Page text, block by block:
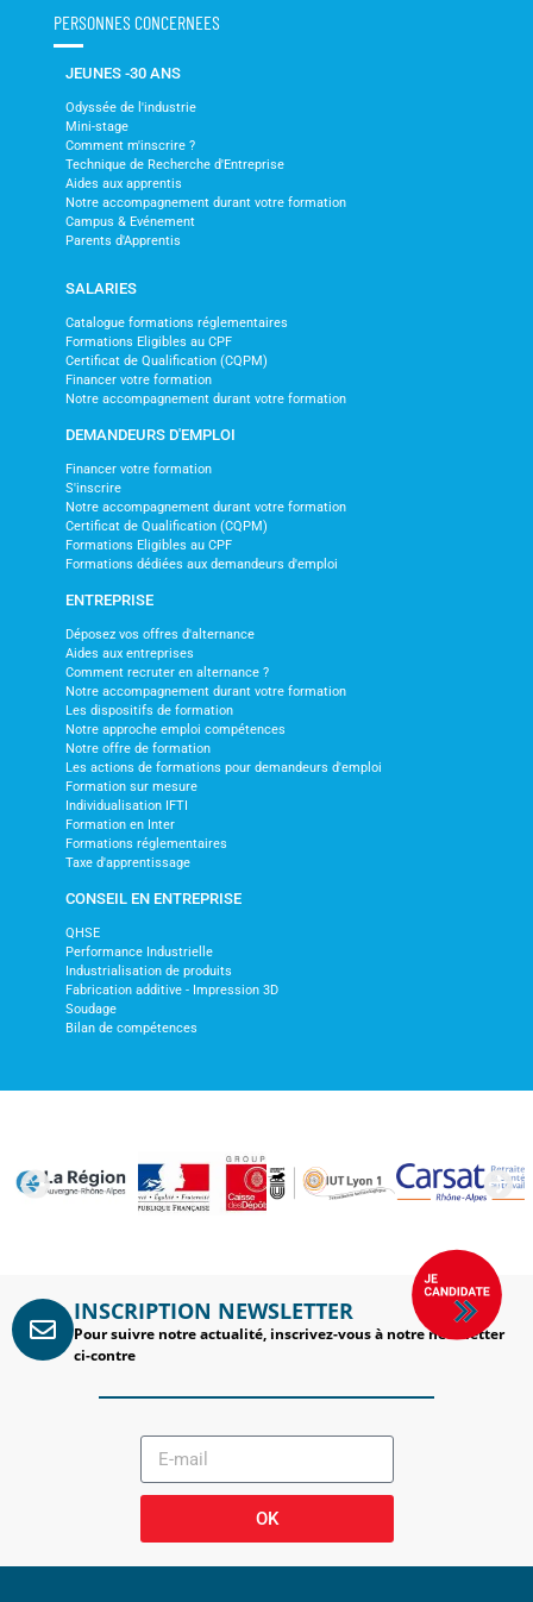
PERSONNES CONCERNEES
JEUNES -30 ANS
Odyssée de l'industrie
Mini-stage
Comment m'inscrire ?
Technique de Recherche d'Entreprise
Aides aux apprentis
Notre accompagnement durant votre formation
Campus & Evénement
Parents d'Apprentis
SALARIES
Catalogue formations réglementaires
Formations Eligibles au CPF
Certificat de Qualification (CQPM)
Financer votre formation
Notre accompagnement durant votre formation
DEMANDEURS D'EMPLOI
Financer votre formation
S'inscrire
Notre accompagnement durant votre formation
Certificat de Qualification (CQPM)
Formations Eligibles au CPF
Formations dédiées aux demandeurs d'emploi
ENTREPRISE
Déposez vos offres d'alternance
Aides aux entreprises
Comment recruter en alternance ?
Notre accompagnement durant votre formation
Les dispositifs de formation
Notre approche emploi compétences
Notre offre de formation
Les actions de formations pour demandeurs d'emploi
Formation sur mesure
Individualisation IFTI
Formation en Inter
Formations réglementaires
Taxe d'apprentissage
CONSEIL EN ENTREPRISE
QHSE
Performance Industrielle
Industrialisation de produits
Fabrication additive - Impression 3D
Soudage
Bilan de compétences
INSCRIPTION NEWSLETTER
Pour suivre notre actualité, inscrivez-vous à notre newsletter
ci-contre
OK